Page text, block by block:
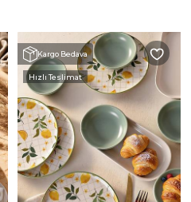
Kargo Bedava
Hızlı Teslimat